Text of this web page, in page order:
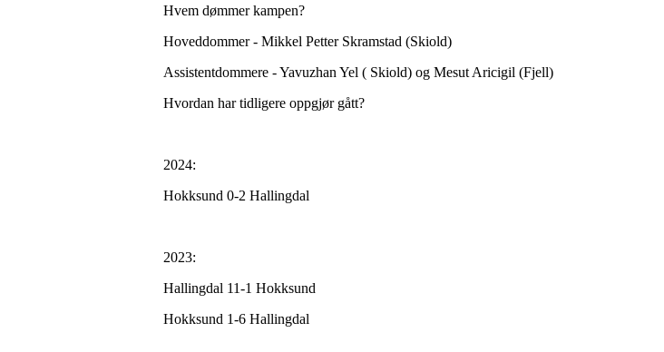
Hvem dømmer kampen?
Hoveddommer - Mikkel Petter Skramstad (Skiold)
Assistentdommere - Yavuzhan Yel ( Skiold) og Mesut Aricigil (Fjell)
Hvordan har tidligere oppgjør gått?
2024:
Hokksund 0-2 Hallingdal
2023:
Hallingdal 11-1 Hokksund
Hokksund 1-6 Hallingdal